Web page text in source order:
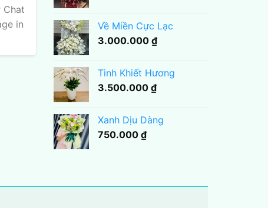
Chat
in
Về Miền Cực Lạc
3.000.000 ₫
Tinh Khiết Hương
3.500.000 ₫
Xanh Dịu Dàng
750.000 ₫